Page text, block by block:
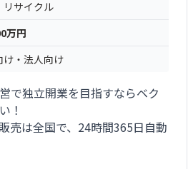
カンパニー株式会社 ホームペ
excellent/furdi/）
る可能性があります。
リサイクル
万円
け・法人向け
で独立開業を目指すならベク
！
売は全国で、24時間365日自動